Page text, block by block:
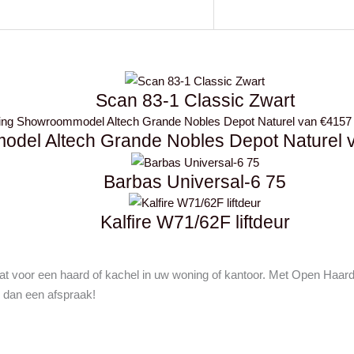
Scan 83-1 Classic Zwart
Altech Grande Nobles Depot Naturel
Barbas Universal-6 75
Kalfire W71/62F liftdeur
voor een haard of kachel in uw woning of kantoor. Met Open
een afspraak!